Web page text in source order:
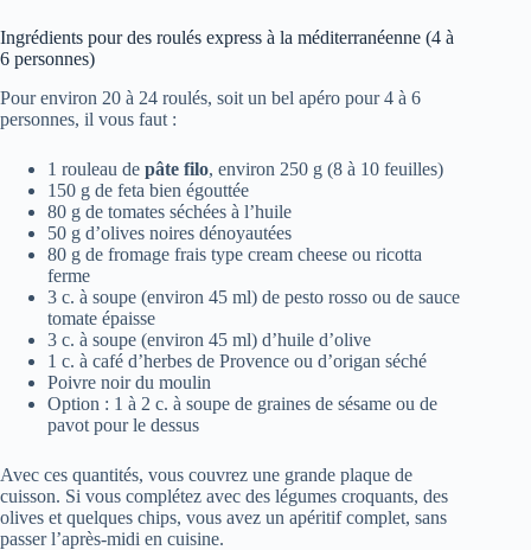
Ingrédients pour des roulés express à la méditerranéenne (4 à
6 personnes)
Pour environ 20 à 24 roulés, soit un bel apéro pour 4 à 6
personnes, il vous faut :
1 rouleau de pâte filo, environ 250 g (8 à 10 feuilles)
150 g de feta bien égouttée
80 g de tomates séchées à l’huile
50 g d’olives noires dénoyautées
80 g de fromage frais type cream cheese ou ricotta
ferme
3 c. à soupe (environ 45 ml) de pesto rosso ou de sauce
tomate épaisse
3 c. à soupe (environ 45 ml) d’huile d’olive
1 c. à café d’herbes de Provence ou d’origan séché
Poivre noir du moulin
Option : 1 à 2 c. à soupe de graines de sésame ou de
pavot pour le dessus
Avec ces quantités, vous couvrez une grande plaque de
cuisson. Si vous complétez avec des légumes croquants, des
olives et quelques chips, vous avez un apéritif complet, sans
passer l’après-midi en cuisine.